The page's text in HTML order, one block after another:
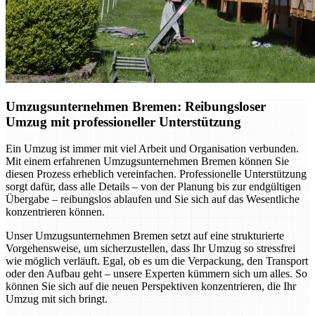
Umzugsunternehmen Bremen: Reibungsloser
Umzug mit professioneller Unterstützung
Ein Umzug ist immer mit viel Arbeit und Organisation verbunden.
Mit einem erfahrenen Umzugsunternehmen Bremen können Sie
diesen Prozess erheblich vereinfachen. Professionelle Unterstützung
sorgt dafür, dass alle Details – von der Planung bis zur endgültigen
Übergabe – reibungslos ablaufen und Sie sich auf das Wesentliche
konzentrieren können.
Unser Umzugsunternehmen Bremen setzt auf eine strukturierte
Vorgehensweise, um sicherzustellen, dass Ihr Umzug so stressfrei
wie möglich verläuft. Egal, ob es um die Verpackung, den Transport
oder den Aufbau geht – unsere Experten kümmern sich um alles. So
können Sie sich auf die neuen Perspektiven konzentrieren, die Ihr
Umzug mit sich bringt.